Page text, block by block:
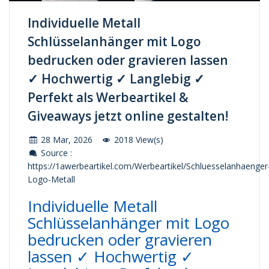
Individuelle Metall
Schlüsselanhänger mit Logo
bedrucken oder gravieren lassen
✓ Hochwertig ✓ Langlebig ✓
Perfekt als Werbeartikel &
Giveaways jetzt online gestalten!
28 Mar, 2026
2018 View(s)
Source :
https://1awerbeartikel.com/Werbeartikel/
Logo-Metall
Individuelle Metall
Schlüsselanhänger mit Logo
bedrucken oder gravieren
lassen ✓ Hochwertig ✓